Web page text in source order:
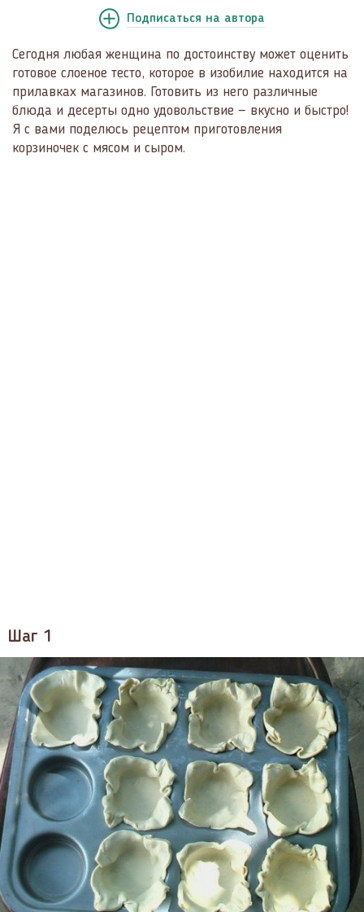
Подписаться на автора
Сегодня любая женщина по достоинству может оценить
готовое слоеное тесто, которое в изобилие находится на
прилавках магазинов. Готовить из него различные
блюда и десерты одно удовольствие — вкусно и быстро!
Я с вами поделюсь рецептом приготовления
корзиночек с мясом и сыром.
Шаг 1